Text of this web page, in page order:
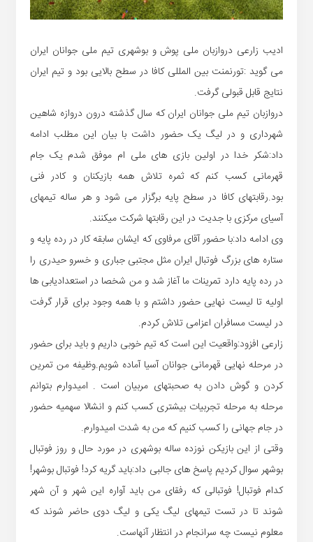
ادیب زارعی دروازبان ملی پوش و بوشهری تیم ملی جوانان ایران
می گوید :تورنمنت بین المللی کافا در سطح بالایی بود و تیم ایران
نتایج قابل قبولی گرفت.
دروازبان تیم ملی جوانان ایران که سال گذشته درون دروازه شاهین
شهرداری و در لیگ یک حضور داشت با بیان این مطلب ادامه
داد:شکر خدا در اولین بازی های ملی ام موفق شدم یک جام
قهرمانی کسب کنم که ثمره تلاش همه بازیکنان و کادر فنی
بود.رقابتهای کافا در سطح پایه برگزار می شود و هر ساله تیمهای
آسیای مرکزی با جدیت در این رقابتها شرکت میکنند.
وی ادامه داد:با حضور آقای مرفاوی که ایشان سابقه کار در رده پایه و
ستاره های بزرگ فوتبال ایران مثل مجتبی جباری و خسرو حیدری را
در رده پایه دارد تمرینات ما آغاز شد و من شخصا در استعدادیابی ها
اولیه تا لیست نهایی حضور داشتم و با همه وجود برای قرار گرفت
در لیست مسافران اعزامی تلاش کردم.
زارعی افزود:واقعیت این است که تیم خوبی داریم و باید برای حضور
در مرحله نهایی قهرمانی جوانان آسیا آماده شویم.وظیفه من تمرین
کردن و گوش دادن به صحبتهای مربیان است . امیدوارم بتوانم
مرحله به مرحله تجربیات بیشتری کسب کنم و انشالا سهمیه حضور
در جام جهانی را کسب کنیم که من به شدت امیدوارم.
وقتی از این بازیکن نوزده ساله بوشهری در مورد حال و روز فوتبال
بوشهر سوال کردیم پاسخ های جالبی داد:باید گریه کرد! فوتبال بوشهر!
کدام فوتبال! فوتبالی که رفقای من باید آواره این شهر و آن شهر
شوند تا در تست تیمهای لیگ یکی و لیگ دوی حاضر شوند که
معلوم نیست چه سرانجام در انتظار آنهاست.